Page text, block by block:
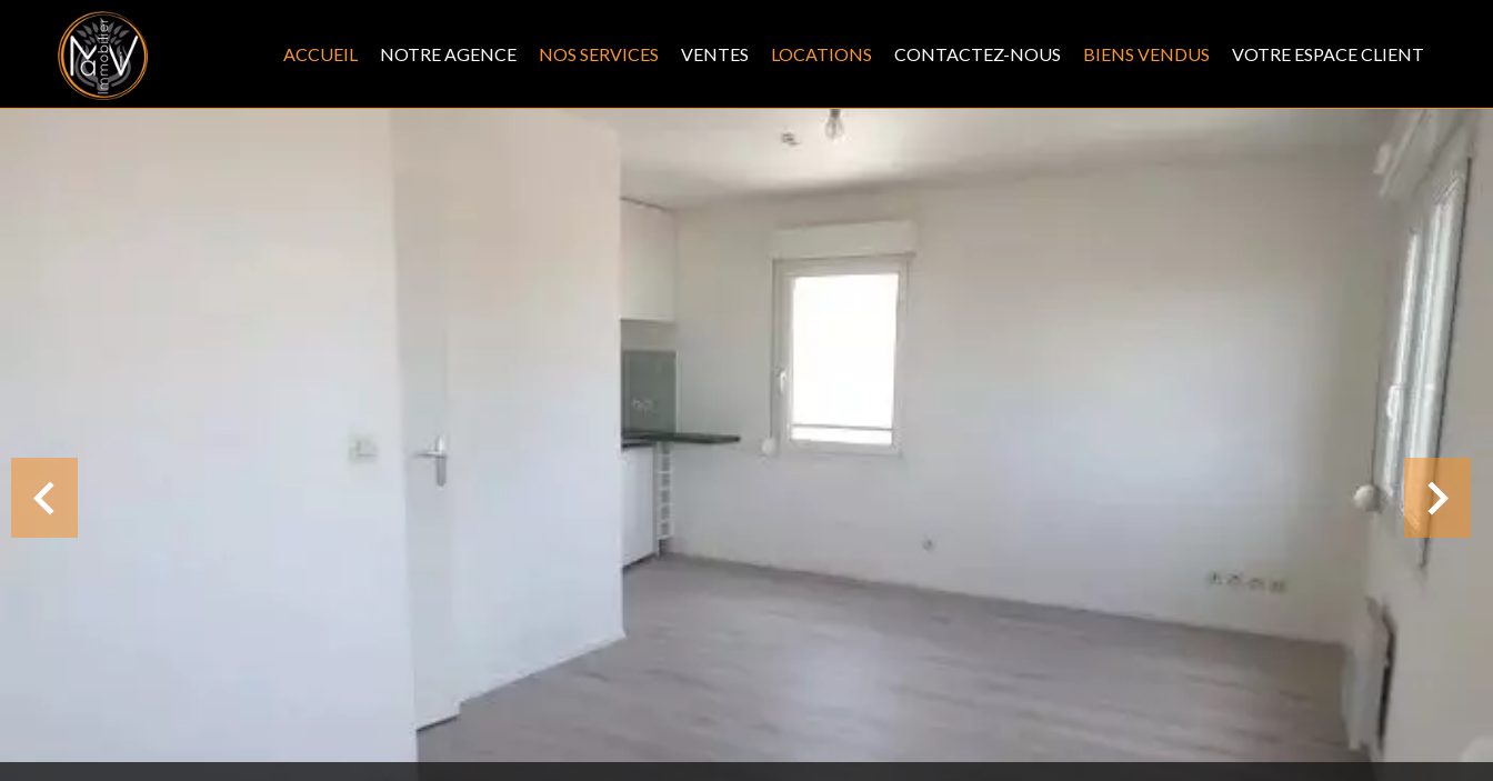
ACCUEIL NOTRE AGENCE NOS SERVICES VENTES LOCATIONS CONTACTEZ-NOUS BIENS VENDUS VOTRE ESPACE CLIENT